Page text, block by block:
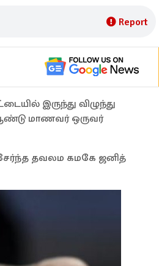
Report
இருந்து விழுந்து
மாணவர் ஒருவர்
தவலம கமகே ஜனித்